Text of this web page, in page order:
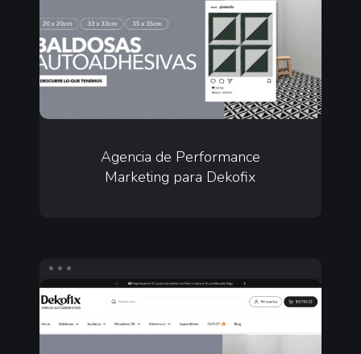
para
Dekofix
de
Performance
Agencia de Performance
Marketing para Dekofix
Diseño
web
ecommerce